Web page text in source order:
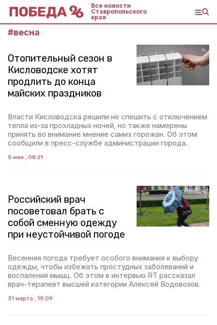
Все новости
Ставропольского
края
#весна
Отопительный сезон в
Кисловодске хотят
продлить до конца
майских праздников
Власти Кисловодска решили не спешить с отключением
тепла из-за прохладных ночей, но также намерены
принять во внимание мнение самих горожан. Об этом
сообщили в пресс-службе администрации города.
5 мая , 08:21
Российский врач
посоветовал брать с
собой сменную одежду
при неустойчивой погоде
Весенняя погода требует особого внимания к выбору
одежды, чтобы избежать простудных заболеваний и
воспаления мышц. Об этом в интервью RT рассказал
врач-терапевт высшей категории Алексей Водовозов.
31 марта , 19:09